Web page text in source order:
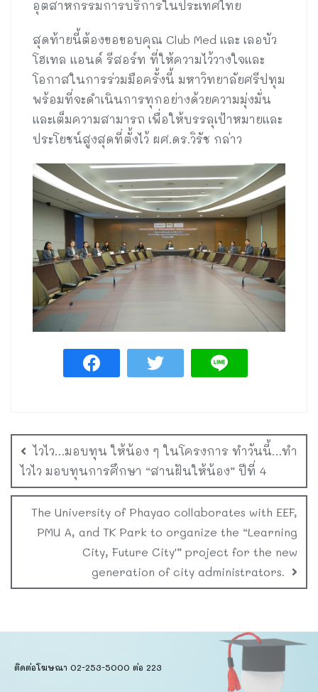
อุตสาหกรรมการบริการในประเทศไทย
สุดท้ายนี้ต้องขอขอบคุณ Club Med และ เลอบัว
โฮเทล แอนด์ รีสอร์ท ที่ให้ความไว้วางใจและ
โอกาสในการร่วมมือครั้งนี้ มหาวิทยาลัยศรีปทุม
พร้อมที่จะดำเนินการทุกอย่างด้วยความมุ่งมั่น
และเต็มความสามารถ เพื่อให้บรรลุเป้าหมายและ
ประโยชน์สูงสุดที่ตั้งไว้ ผศ.ดร.วิรัช กล่าว
ไวไว…มอบทุน ให้น้อง ๆ ในโครงการ ทำวันนี้…ทำ
ไวไว มอบทุนการศึกษา “สานฝันให้น้อง” ปีที่ 4
The University of Phayao collaborates with EEF,
PMU A, and TK Park to organize the “Learning
City, Future City'” project for the new
generation of city administrators.
ติดต่อโฆษณา 02-253-5000​ ต่อ 223